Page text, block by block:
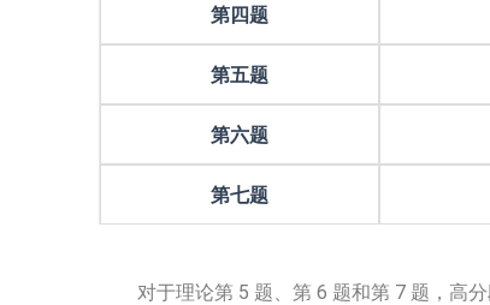
第四题
第五题
第六题
第七题
对于理论第 5 题、第 6 题和第 7 题，高分